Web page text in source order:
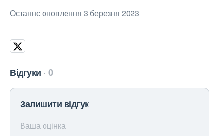
Останнє оновлення 3 березня 2023
Відгуки 0
Залишити відгук
Ваша оцінка